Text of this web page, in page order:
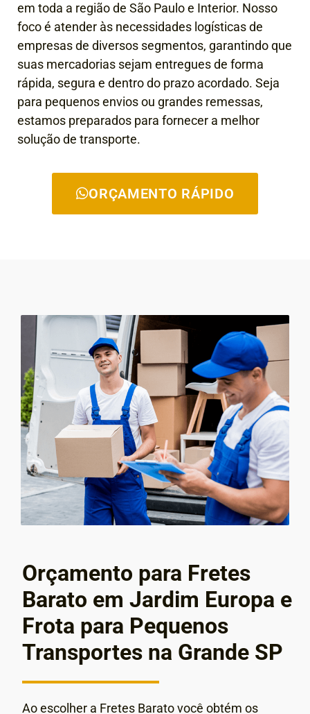
em toda a região de São Paulo e Interior. Nosso
foco é atender às necessidades logísticas de
empresas de diversos segmentos, garantindo que
suas mercadorias sejam entregues de forma
rápida, segura e dentro do prazo acordado. Seja
para pequenos envios ou grandes remessas,
estamos preparados para fornecer a melhor
solução de transporte.
ORÇAMENTO RÁPIDO
Orçamento para Fretes
Barato em Jardim Europa e
Frota para Pequenos
Transportes na Grande SP
Ao escolher a Fretes Barato você obtém os